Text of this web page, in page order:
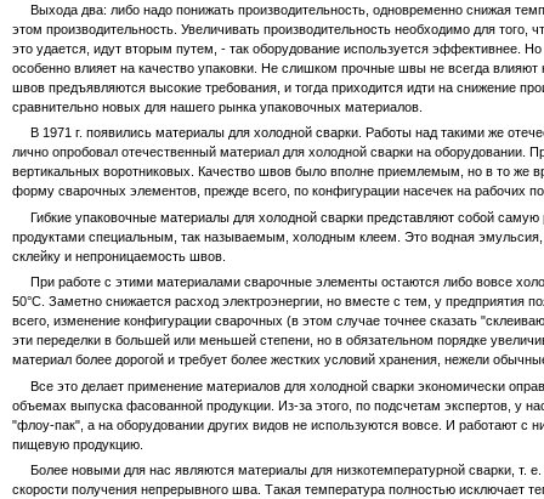
Выхода два: либо надо понижать производительность, одновременно снижая
этом производительность. Увеличивать производительность необходимо для того,
это удается, идут вторым путем, - так оборудование используется эффективнее.
особенно влияет на качество упаковки. Не слишком прочные швы не всегда
швов предъявляются высокие требования, и тогда приходится идти на снижение
сравнительно новых для нашего рынка упаковочных материалов.
В 1971 г. появились материалы для холодной сварки. Работы над такими же
лично опробовал отечественный материал для холодной сварки на
вертикальных воротниковых. Качество швов было вполне приемлемым, но в то же
форму сварочных элементов, прежде всего, по конфигурации насечек на рабочих
Гибкие упаковочные материалы для холодной сварки представляют собой
продуктами специальным, так называемым, холодным клеем. Это водная
склейку и непроницаемость швов.
При работе с этими материалами сварочные элементы остаются либо вовсе
50°С. Заметно снижается расход электроэнергии, но вместе с тем, у предприятия
всего, изменение конфигурации сварочных (в этом случае точнее сказать
эти переделки в большей или меньшей степени, но в обязательном порядке
материал более дорогой и требует более жестких условий хранения, нежели
Все это делает применение материалов для холодной сварки экономически
объемах выпуска фасованной продукции. Из-за этого, по подсчетам экспертов, у
"флоу-пак", а на оборудовании других видов не используются вовсе. И работают
пищевую продукцию.
Более новыми для нас являются материалы для низкотемпературной сварки, т.
скорости получения непрерывного шва. Такая температура полностью исключает